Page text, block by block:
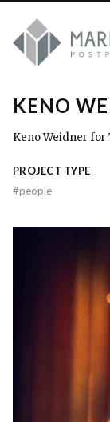
KENO
Keno Weidner
PROJECT TYPE
#people